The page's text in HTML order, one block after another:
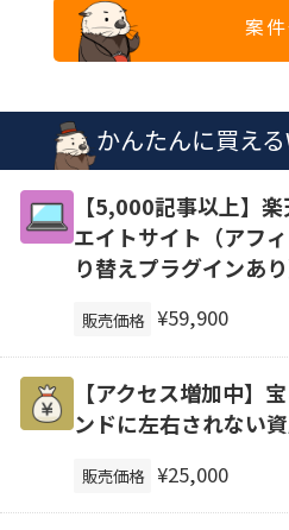
案
かんたんに買え
【5,000記事以上】
エイトサイト（アフ
り替えプラグインあり
販売価格 ¥59,900
【アクセス増加中】
ンドに左右されない
販売価格 ¥25,000